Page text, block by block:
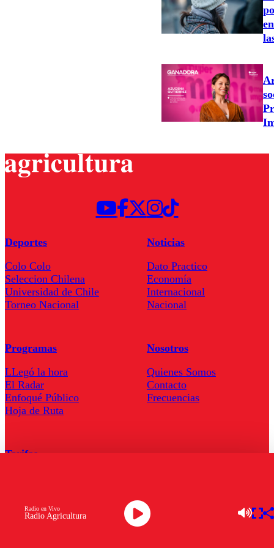
Radio Agricultura
Radio en Vivo
Deportes
Colo Colo
Seleccion Chilena
Universidad de Chile
Torneo Nacional
Noticias
Dato Practico
Economía
Internacional
Nacional
Programas
LLegó la hora
El Radar
Enfoqué Público
Hoja de Ruta
Nosotros
Quienes Somos
Contacto
Frecuencias
Tarifas